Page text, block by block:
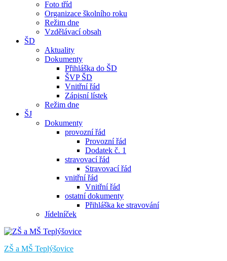
Foto tříd
Organizace školního roku
Režim dne
Vzdělávací obsah
ŠD
Aktuality
Dokumenty
Přihláška do ŠD
ŠVP ŠD
Vnitřní řád
Zápisní lístek
Režim dne
ŠJ
Dokumenty
provozní řád
Provozní řád
Dodatek č. 1
stravovací řád
Stravovací řád
vnitřní řád
Vnitřní řád
ostatní dokumenty
Přihláška ke stravování
Jídelníček
ZŠ a MŠ Teplýšovice